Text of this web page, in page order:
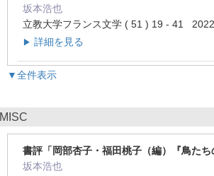
坂本浩也
立教大学フランス文学 ( 51 ) 19 - 41
▶ 詳細を見る
▼全件表示
MISC
書評「岡部杏子・福田桃子（編）『鳥た
坂本浩也